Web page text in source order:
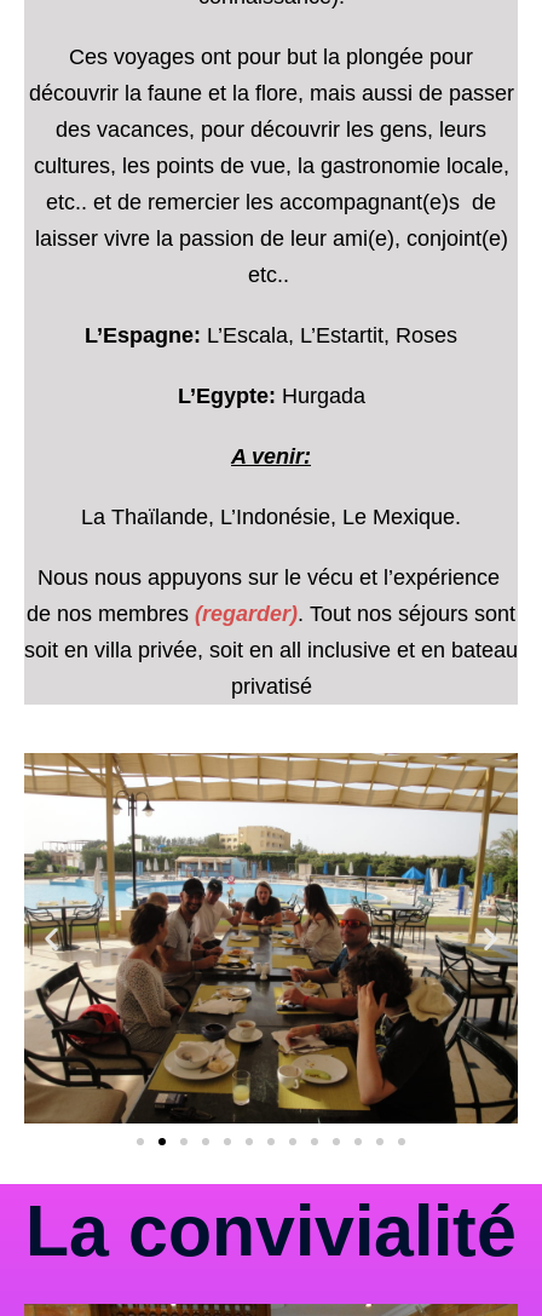
Ces voyages ont pour but la plongée pour
découvrir la faune et la flore, mais aussi de passer
des vacances, pour découvrir les gens, leurs
cultures, les points de vue, la gastronomie locale,
etc.. et de remercier les accompagnant(e)s de
laisser vivre la passion de leur ami(e), conjoint(e)
etc..
L’Espagne: L’Escala, L’Estartit, Roses
L’Egypte: Hurgada
A venir:
La Thaïlande, L’Indonésie, Le Mexique.
Nous nous appuyons sur le vécu et l’expérience
de nos membres (regarder). Tout nos séjours sont
soit en villa privée, soit en all inclusive et en bateau
privatisé
La convivialité